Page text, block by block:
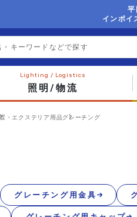
平
インボイ
照明/物流
・エクステリア用品グレーチング
グレーチング用金具